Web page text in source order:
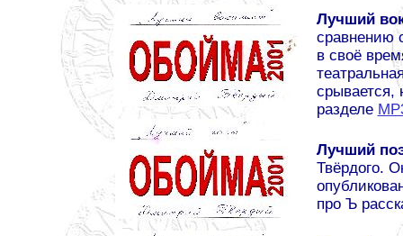
Лучший
сравнению
в своё
срывается,
разделе
Лучший
Твёрдого.
про Ъ